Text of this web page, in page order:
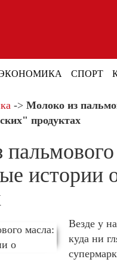
СПОРТ
-> Молоко из
продуктах
истории
Везде у
куда ни